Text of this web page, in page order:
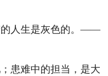
的人生是灰色的。——
患难中的担当，是大